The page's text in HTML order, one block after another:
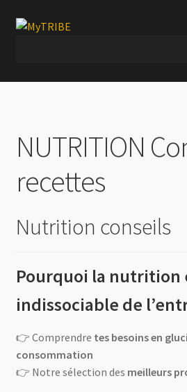
Aller
Aller
NUTRITION
recettes
Nutrition conseils
Pourquoi la nutrition
indissociable de
👉 Comprendre tes besoins en
consommation
👉 Notre sélection des meilleurs